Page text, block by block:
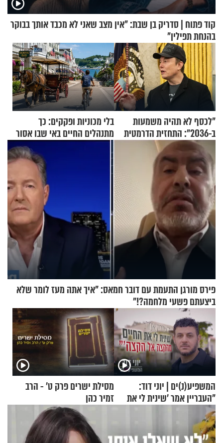
קוד פתוח | סדריק בן שבת: "אין מצב שאני לא מכבד אותך בבוקר
בהנחת תפילין"
"לכסף לא תהיה משמעות
ב-2036": התחזית הדרמטית
של אילון מאסק על עתיד
הכלכלה
בלי מכוניות ופקקים: כך
מתנהלים החיים באי שבו אסור
לנהוג כבר יותר מ-120 שנה
פירס מורגן התעמת עם דובר חמאס: "איך אתה מעז לומר שלא
ביצעתם פשעי מלחמה?!"
המשפיע(נ)ים | יוני דוד:
"העבריין אמר 'שינית לי את
החיים מהקצה אל הקצה'"
מסילת ישרים פרק ט’ - הרב
זמיר כהן